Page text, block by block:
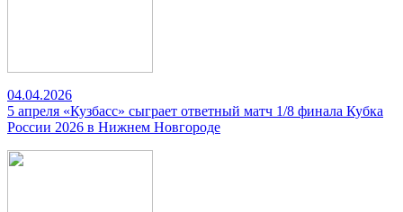
04.04.2026
5 апреля «Кузбасс» сыграет ответный матч 1/8 финала Кубка
России 2026 в Нижнем Новгороде